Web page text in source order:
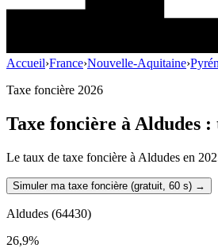
Accueil›France›Nouvelle-Aquitaine›
Taxe foncière 2026
Taxe foncière à Aldudes :
Le taux de taxe foncière à Aldudes en
Simuler ma taxe foncière (gratuit, 60 s) →
Aldudes (64430)
26,9%